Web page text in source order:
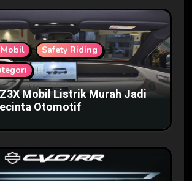
Safety Riding
Mobil Listrik Murah Jadi
Otomotif